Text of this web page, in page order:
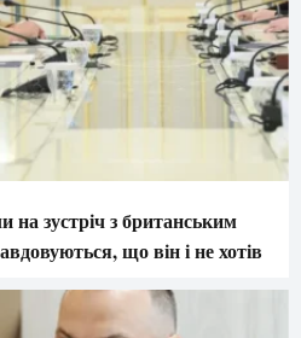
на зустріч з британським
що він і не хотів